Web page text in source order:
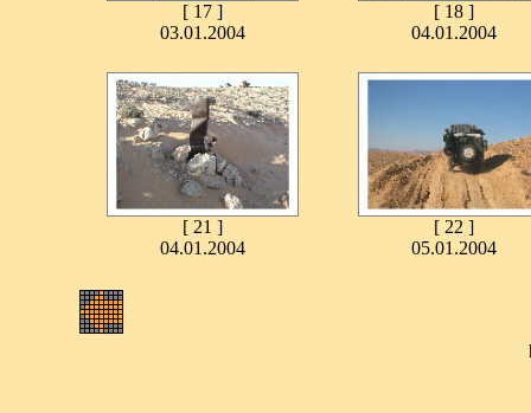
[ 17 ]
03.01.2004
[ 18 ]
04.01.2004
[ 21 ]
04.01.2004
[ 22 ]
05.01.2004